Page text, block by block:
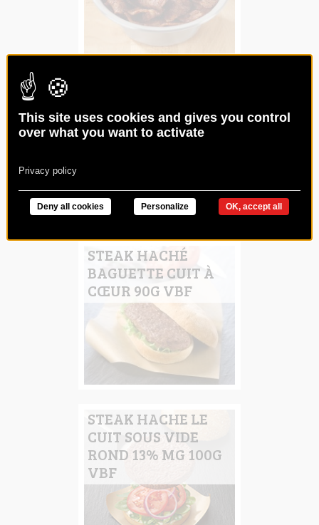
BAGUETTE CUIT À
CŒUR 38G VBF
STEAK HACHÉ
BAGUETTE CUIT À
CŒUR 90G VBF
STEAK HACHE LE
CUIT SOUS VIDE
ROND 13% MG 100G
VBF
This site uses cookies and gives you control
over what you want to activate
OK, accept all
Deny all cookies Personalize
Privacy policy